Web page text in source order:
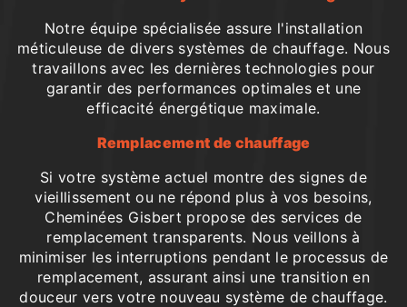
Notre équipe spécialisée assure l'installation
méticuleuse de divers systèmes de chauffage. Nous
travaillons avec les dernières technologies pour
garantir des performances optimales et une
efficacité énergétique maximale.
Remplacement de chauffage
Si votre système actuel montre des signes de
vieillissement ou ne répond plus à vos besoins,
Cheminées Gisbert propose des services de
remplacement transparents. Nous veillons à
minimiser les interruptions pendant le processus de
remplacement, assurant ainsi une transition en
douceur vers votre nouveau système de chauffage.